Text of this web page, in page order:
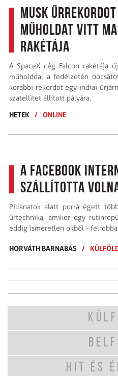
Musk
műholdat vitt
rakétája
A SpaceX cég Falcon rakétája
műholddal a fedélzetén
korábbi rekordot egy indiai
szatellitet állított pályára.
HETEK
/ ONLINE
A Facebook
szállította volna
Pillanatok alatt porrá égett
űrtechnika, amikor egy
eddig ismeretlen okból -
HORVÁTH BARNABÁS /
HIT ÉS